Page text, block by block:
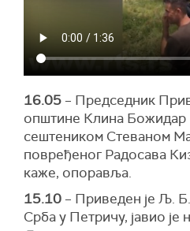
16.05 – Председник
општине Клина
сештеником Стеваном
повређеног Радосава
каже, опоравља.
15.10 – Приведен је Љ.
Срба у Петричу, јавио је